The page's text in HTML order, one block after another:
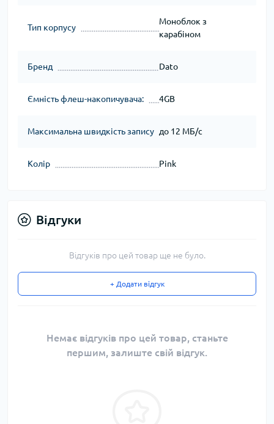
Тип корпусу
Моноблок з
карабіном
Бренд Dato
Ємність флеш-накопичувача: 4GB
Максимальна швидкість запису до 12 МБ/с
Колір Pink
Відгуки
Відгуків про цей товар ще не було.
+ Додати відгук
Немає відгуків про цей товар, станьте
першим, залиште свій відгук.